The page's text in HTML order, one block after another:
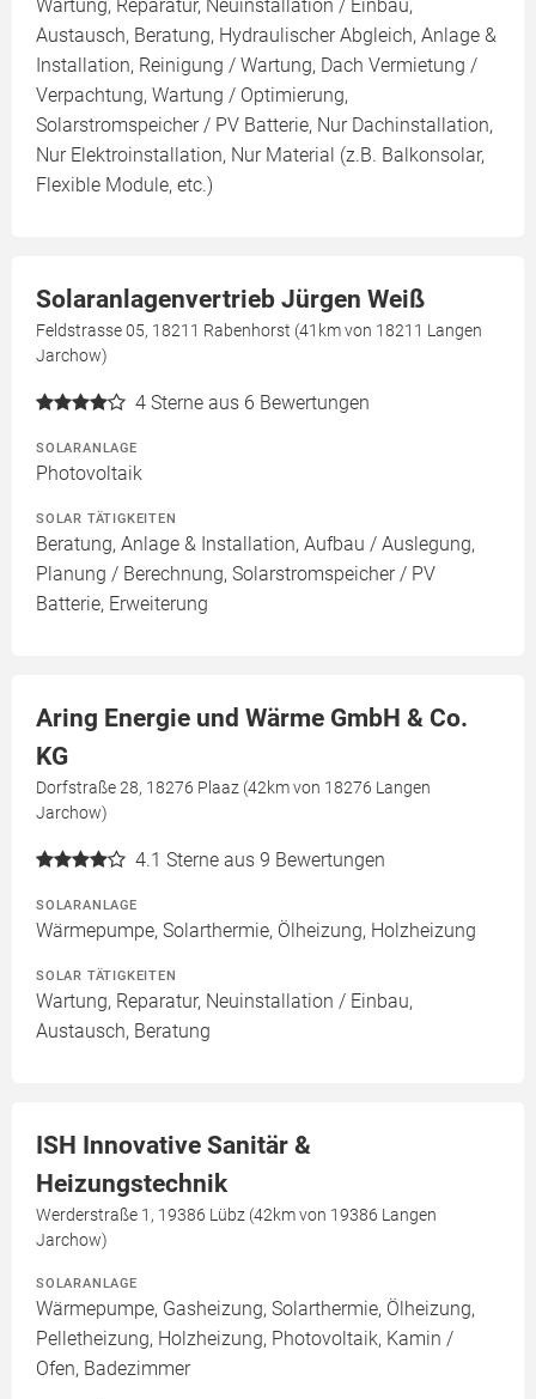
Wartung, Reparatur, Neuinstallation / Einbau,
Austausch, Beratung, Hydraulischer Abgleich, Anlage &
Installation, Reinigung / Wartung, Dach Vermietung /
Verpachtung, Wartung / Optimierung,
Solarstromspeicher / PV Batterie, Nur Dachinstallation,
Nur Elektroinstallation, Nur Material (z.B. Balkonsolar,
Flexible Module, etc.)
Solaranlagenvertrieb Jürgen Weiß
Feldstrasse 05, 18211 Rabenhorst (41km von 18211 Langen
Jarchow)
4 Sterne aus 6 Bewertungen
SOLARANLAGE
Photovoltaik
SOLAR TÄTIGKEITEN
Beratung, Anlage & Installation, Aufbau / Auslegung,
Planung / Berechnung, Solarstromspeicher / PV
Batterie, Erweiterung
Aring Energie und Wärme GmbH & Co.
KG
Dorfstraße 28, 18276 Plaaz (42km von 18276 Langen
Jarchow)
4.1 Sterne aus 9 Bewertungen
SOLARANLAGE
Wärmepumpe, Solarthermie, Ölheizung, Holzheizung
SOLAR TÄTIGKEITEN
Wartung, Reparatur, Neuinstallation / Einbau,
Austausch, Beratung
ISH Innovative Sanitär &
Heizungstechnik
Werderstraße 1, 19386 Lübz (42km von 19386 Langen
Jarchow)
SOLARANLAGE
Wärmepumpe, Gasheizung, Solarthermie, Ölheizung,
Pelletheizung, Holzheizung, Photovoltaik, Kamin /
Ofen, Badezimmer